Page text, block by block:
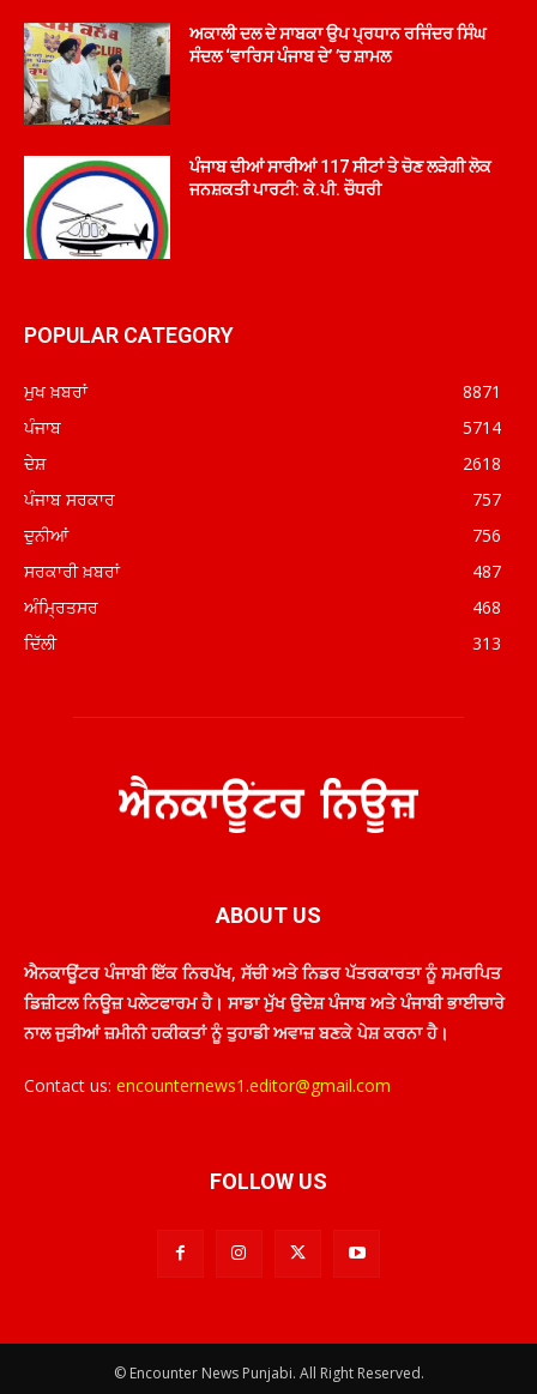
ਅਕਾਲੀ ਦਲ ਦੇ ਸਾਬਕਾ ਉਪ ਪ੍ਰਧਾਨ ਰਜਿੰਦਰ ਸਿੰਘ
ਸੰਦਲ ‘ਵਾਰਿਸ ਪੰਜਾਬ ਦੇ’ ’ਚ ਸ਼ਾਮਲ
ਪੰਜਾਬ ਦੀਆਂ ਸਾਰੀਆਂ 117 ਸੀਟਾਂ ਤੇ ਚੋਣ ਲੜੇਗੀ ਲੋਕ
ਜਨਸ਼ਕਤੀ ਪਾਰਟੀ: ਕੇ.ਪੀ. ਚੌਧਰੀ
POPULAR CATEGORY
ਮੁਖ ਖ਼ਬਰਾਂ
8871
ਪੰਜਾਬ
5714
ਦੇਸ਼
2618
ਪੰਜਾਬ ਸਰਕਾਰ
757
ਦੁਨੀਆਂ
756
ਸਰਕਾਰੀ ਖ਼ਬਰਾਂ
487
ਅੰਮ੍ਰਿਤਸਰ
468
ਦਿੱਲੀ
313
ABOUT US
ਐਨਕਾਊਂਟਰ ਪੰਜਾਬੀ ਇੱਕ ਨਿਰਪੱਖ, ਸੱਚੀ ਅਤੇ ਨਿਡਰ ਪੱਤਰਕਾਰਤਾ ਨੂੰ ਸਮਰਪਿਤ
ਡਿਜ਼ੀਟਲ ਨਿਊਜ਼ ਪਲੇਟਫਾਰਮ ਹੈ। ਸਾਡਾ ਮੁੱਖ ਉਦੇਸ਼ ਪੰਜਾਬ ਅਤੇ ਪੰਜਾਬੀ ਭਾਈਚਾਰੇ
ਨਾਲ ਜੁੜੀਆਂ ਜ਼ਮੀਨੀ ਹਕੀਕਤਾਂ ਨੂੰ ਤੁਹਾਡੀ ਅਵਾਜ਼ ਬਣਕੇ ਪੇਸ਼ ਕਰਨਾ ਹੈ।
Contact us: encounternews1.editor@gmail.com
FOLLOW US
© Encounter News Punjabi. All Right Reserved.